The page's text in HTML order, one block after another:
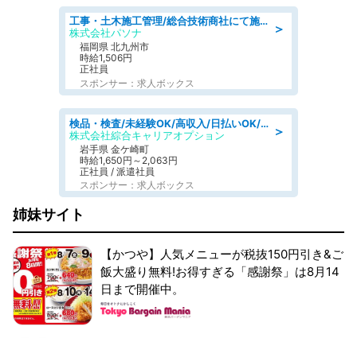
＞
工事・土木施工管理/総合技術商社にて施工管理のお仕事/即日勤務可/車通勤可/工事・土木施工管理/生産・品質管理
株式会社パソナ
福岡県 北九州市
時給1,506円
正社員
スポンサー：求人ボックス
＞
検品・検査/未経験OK/高収入/日払いOK/交替制/20・30・40代活躍中
株式会社綜合キャリアオプション
岩手県 金ケ崎町
時給1,650円～2,063円
正社員 / 派遣社員
スポンサー：求人ボックス
姉妹サイト
【かつや】人気メニューが税抜150円引き&ご
飯大盛り無料!お得すぎる「感謝祭」は8月14
日まで開催中。